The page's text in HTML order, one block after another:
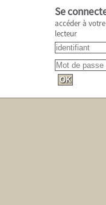
Se
accéder à
lecteur